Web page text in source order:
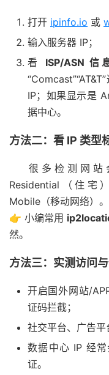
打开 ipinfo.io 或
输入服务器 IP；
看 ISP/ASN 信
IP；如果显示是
据中心。
方法二：看 IP 类型
很多检测网站
Residential（住宅
Mobile（移动网络）。
👉 小编常用
然。
方法三：实测访问
开启国外网站/
证码拦截；
社交平台、广告平
数据中心 IP 经
证。